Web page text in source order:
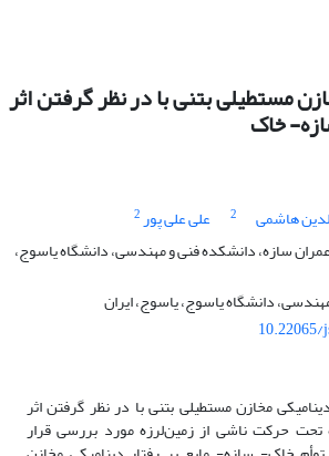
مستطیلی بتنی با در نظر گرفتن اثر
خاک
هاشمی 2 علی علی پور2
سازه، دانشکده فنی و مهندسی، دانشگاه یاسوج،
دانشگاه یاسوج، یاسوج، ایران
10.22065/
مخازن مستطیلی بتنی با در نظر گرفتن اثر
حرکت ناشی از زمین‌لرزه مورد بررسی قرار